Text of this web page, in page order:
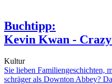
Buchtipp:
Kevin Kwan -
Kultur
Sie lieben Familiengeschichten,
schräger als Downton Abbey?